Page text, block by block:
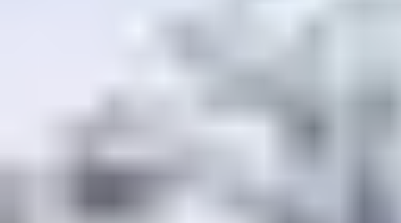
Interessantes Architekten-Interview zum Thema